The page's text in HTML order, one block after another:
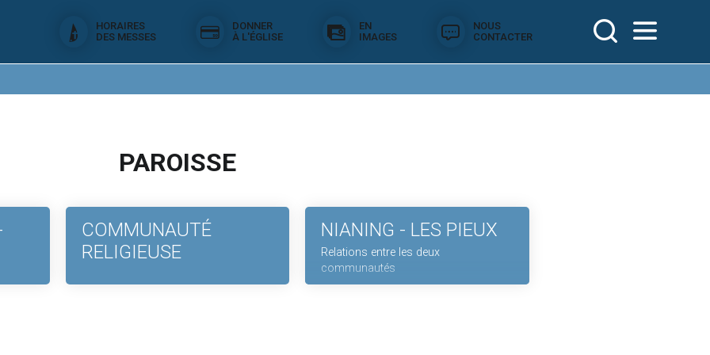
HORAIRES
DES MESSES
DONNER
À L'ÉGLISE
EN
IMAGES
NOUS
CONTACTER
PAROISSE
COMMUNAUTÉ
RELIGIEUSE
NIANING - LES PIEUX
Relations entre les deux
communautés